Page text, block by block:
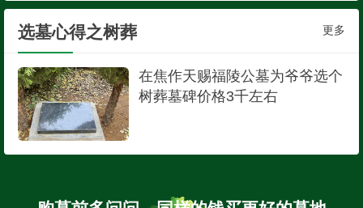
选墓心得之树葬 更多
在焦作天赐福陵公墓为爷爷选个
树葬墓碑价格3千左右